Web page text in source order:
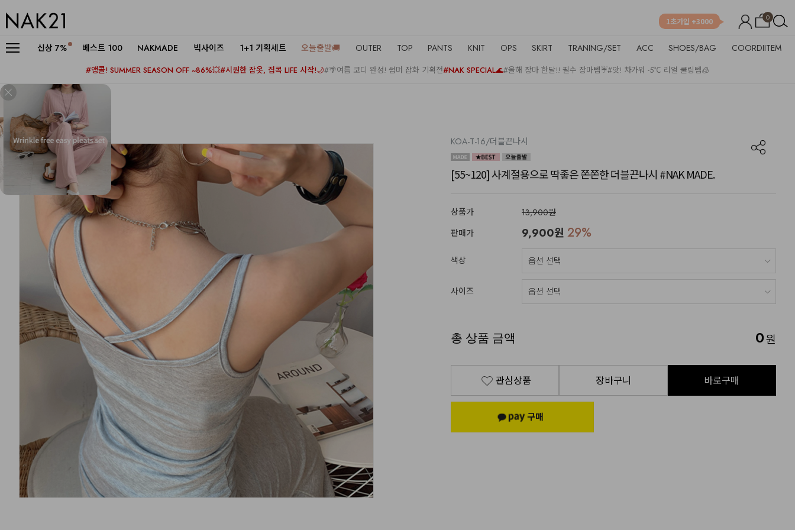
0
1초가입 +3000
신상 7% 베스트 100 NAKMADE 빅사이즈 1+1 기획세트 오늘출발🚚 OUTER TOP PANTS KNIT OPS SKIRT TRANING/SET ACC SHOES/BAG COORDIITEM
#앵콜! SUMMER SEASON OFF ~86%💥#시원한 잠옷, 집콕 LIFE 시작!🌙#🌴여름 코디 완성! 썸머 잡화 기획전#NAK SPECIAL🌊#올해 장마 한달!! 필수 장마템☔#앗! 차가워 -5℃ 리얼 쿨링템🧊
KOA-T-16/더블끈나시
[55~120] 사계절용으로 딱좋은 쫀쫀한 더블끈나시 #NAK MADE.
상품가
13,900원
판매가
9,900원 29%
색상
사이즈
총 상품 금액 0 원
관심상품 장바구니 바로구매